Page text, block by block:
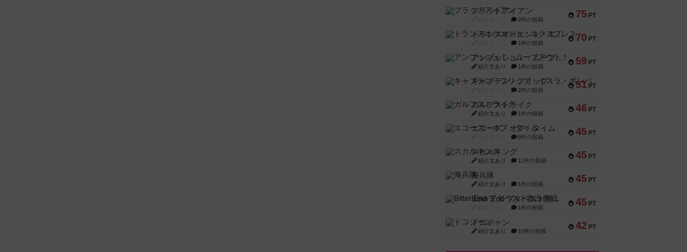
75 PT
フラットアイアン
2件の投稿
70 PT
トランスオリエント・エクスプレス
1件の投稿
59 PT
アンブッシュ！：ムーブアウト！
紹介文あり 1件の投稿
51 PT
キャプテン・フリップ：イスラ・ボンバ
2件の投稿
46 PT
ガルフストライク
紹介文あり 1件の投稿
45 PT
エコーズ・オブ・タイム
8件の投稿
45 PT
スカルキング
紹介文あり 12件の投稿
45 PT
海兵隊
紹介文あり 1件の投稿
45 PT
Bitter End ブタペスト救出作戦
1件の投稿
42 PT
ドコジャン
紹介文あり 10件の投稿